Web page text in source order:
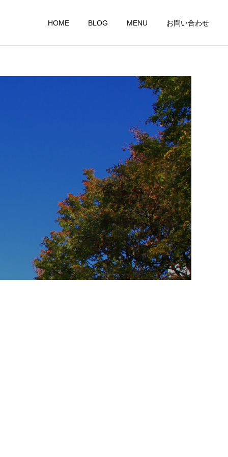
HOME BLOG MENU お問い合わせ